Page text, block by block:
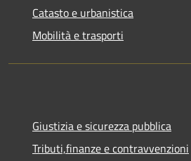
Catasto e urbanistica
Mobilità e trasporti
Giustizia e sicurezza pubblica
Tributi,finanze e contravvenzioni